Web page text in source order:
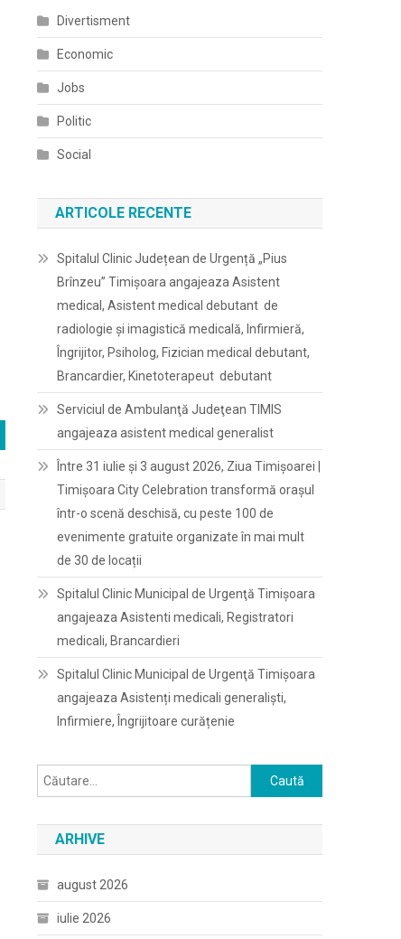
Divertisment
Economic
Jobs
Politic
Social
ARTICOLE RECENTE
Spitalul Clinic Județean de Urgență „Pius
Brînzeu” Timișoara angajeaza Asistent
medical, Asistent medical debutant de
radiologie și imagistică medicală, Infirmieră,
Îngrijitor, Psiholog, Fizician medical debutant,
Brancardier, Kinetoterapeut debutant
Serviciul de Ambulanţă Judeţean TIMIS
angajeaza asistent medical generalist
Între 31 iulie și 3 august 2026, Ziua Timișoarei |
Timișoara City Celebration transformă orașul
într-o scenă deschisă, cu peste 100 de
evenimente gratuite organizate în mai mult
de 30 de locații
Spitalul Clinic Municipal de Urgenţă Timişoara
angajeaza Asistenti medicali, Registratori
medicali, Brancardieri
Spitalul Clinic Municipal de Urgenţă Timişoara
angajeaza Asistenți medicali generaliști,
Infirmiere, Îngrijitoare curățenie
Caută
după:
ARHIVE
august 2026
iulie 2026